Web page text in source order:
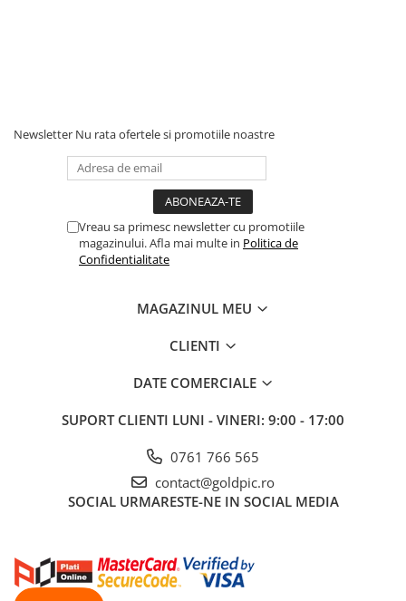
Newsletter Nu rata ofertele si promotiile noastre
Vreau sa primesc newsletter cu promotiile
magazinului. Afla mai multe in Politica de
Confidentialitate
MAGAZINUL MEU
CLIENTI
DATE COMERCIALE
SUPORT CLIENTI LUNI - VINERI: 9:00 - 17:00
0761 766 565
contact@goldpic.ro
SOCIAL URMARESTE-NE IN SOCIAL MEDIA